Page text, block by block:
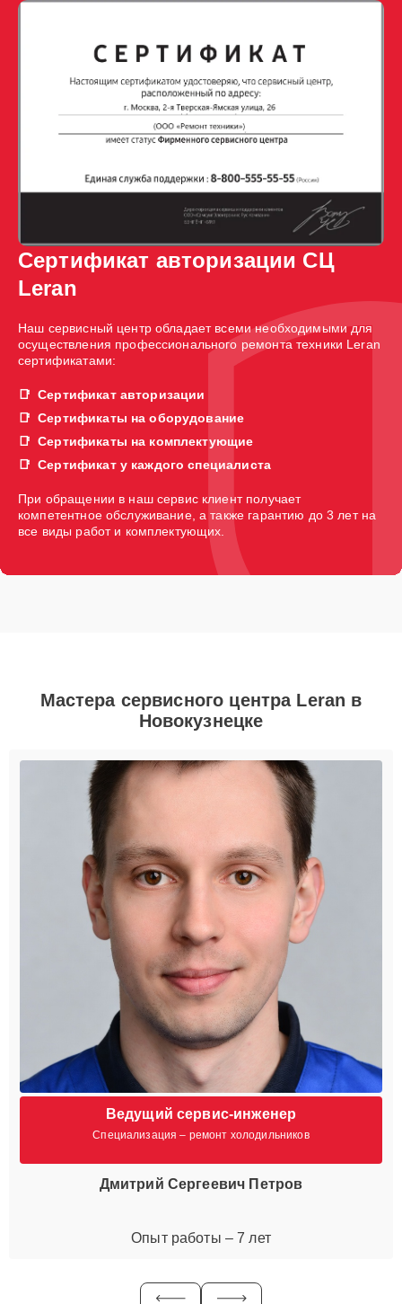
Сертификат авторизации СЦ
Leran
Наш сервисный центр обладает всеми необходимыми для
осуществления профессионального ремонта техники Leran
сертификатами:
Сертификат авторизации
Сертификаты на оборудование
Сертификаты на комплектующие
Сертификат у каждого специалиста
При обращении в наш сервис клиент получает
компетентное обслуживание, а также гарантию до 3 лет на
все виды работ и комплектующих.
Мастера сервисного центра Leran в
Новокузнецке
Ведущий сервис-инженер
Специализация – ремонт холодильников
Дмитрий Сергеевич Петров
Опыт работы – 7 лет